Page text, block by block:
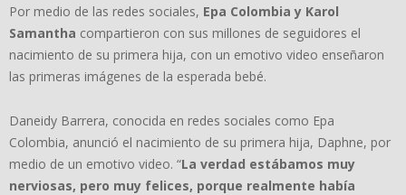
Por medio de las redes sociales, Epa Colombia y Karol
Samantha compartieron con sus millones de seguidores el
nacimiento de su primera hija, con un emotivo video enseñaron
las primeras imágenes de la esperada bebé.
Daneidy Barrera, conocida en redes sociales como Epa
Colombia, anunció el nacimiento de su primera hija, Daphne, por
medio de un emotivo video. “La verdad estábamos muy
nerviosas, pero muy felices, porque realmente había